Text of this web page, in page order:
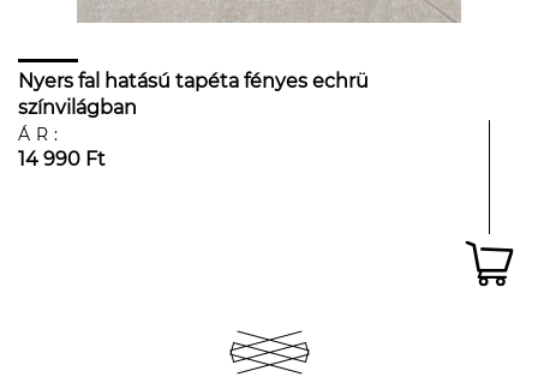
Nyers fal hatású tapéta fényes echrü
színvilágban
ÁR:
14 990 Ft